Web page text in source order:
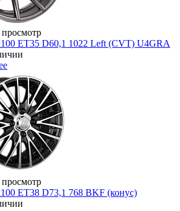
ET35 D60,1 1022 Left (CVT) U4GRA
ET38 D73,1 768 BKF (конус)